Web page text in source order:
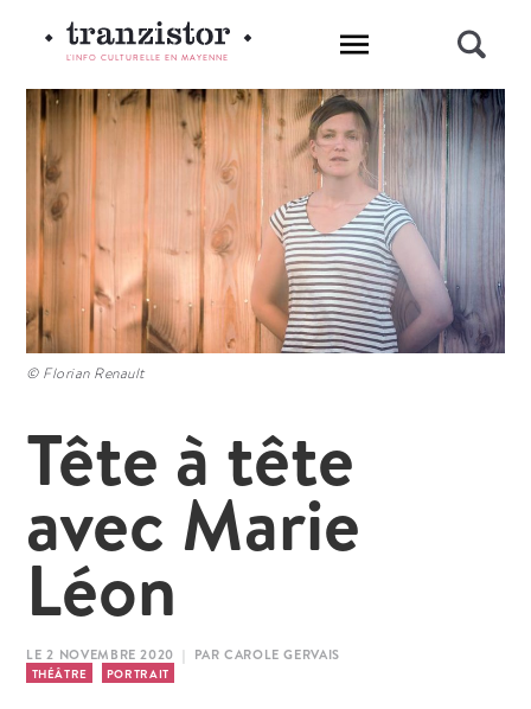
L'INFO CULTURELLE EN MAYENNE
© Florian Renault
Tête à tête
avec Marie
Léon
LE 2 NOVEMBRE 2020 | PAR CAROLE GERVAIS
THÉÂTRE PORTRAIT